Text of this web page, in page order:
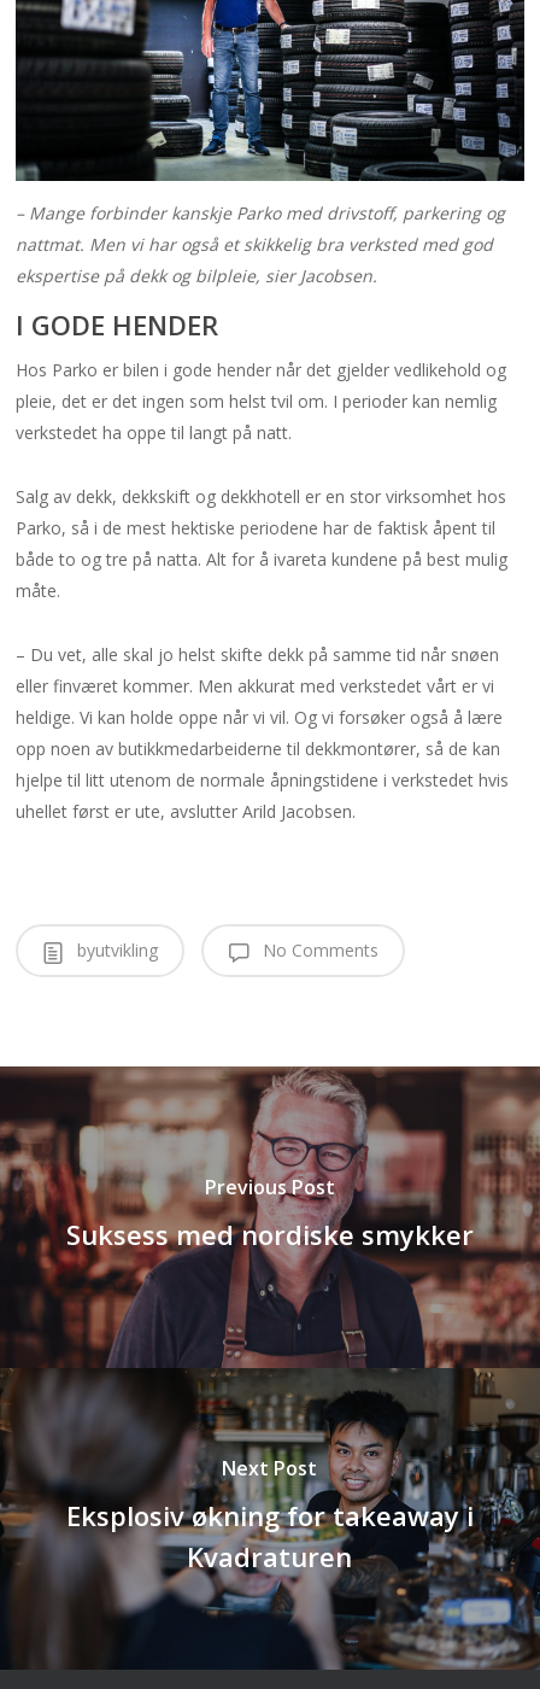
– Mange forbinder kanskje Parko med drivstoff, parkering og
nattmat. Men vi har også et skikkelig bra verksted med god
ekspertise på dekk og bilpleie, sier Jacobsen.
I GODE HENDER
Hos Parko er bilen i gode hender når det gjelder vedlikehold og
pleie, det er det ingen som helst tvil om. I perioder kan nemlig
verkstedet ha oppe til langt på natt.
Salg av dekk, dekkskift og dekkhotell er en stor virksomhet hos
Parko, så i de mest hektiske periodene har de faktisk åpent til
både to og tre på natta. Alt for å ivareta kundene på best mulig
måte.
– Du vet, alle skal jo helst skifte dekk på samme tid når snøen
eller finværet kommer. Men akkurat med verkstedet vårt er vi
heldige. Vi kan holde oppe når vi vil. Og vi forsøker også å lære
opp noen av butikkmedarbeiderne til dekkmontører, så de kan
hjelpe til litt utenom de normale åpningstidene i verkstedet hvis
uhellet først er ute, avslutter Arild Jacobsen.
byutvikling No Comments
Previous Post
Suksess med nordiske smykker
Next Post
Eksplosiv økning for takeaway i
Kvadraturen